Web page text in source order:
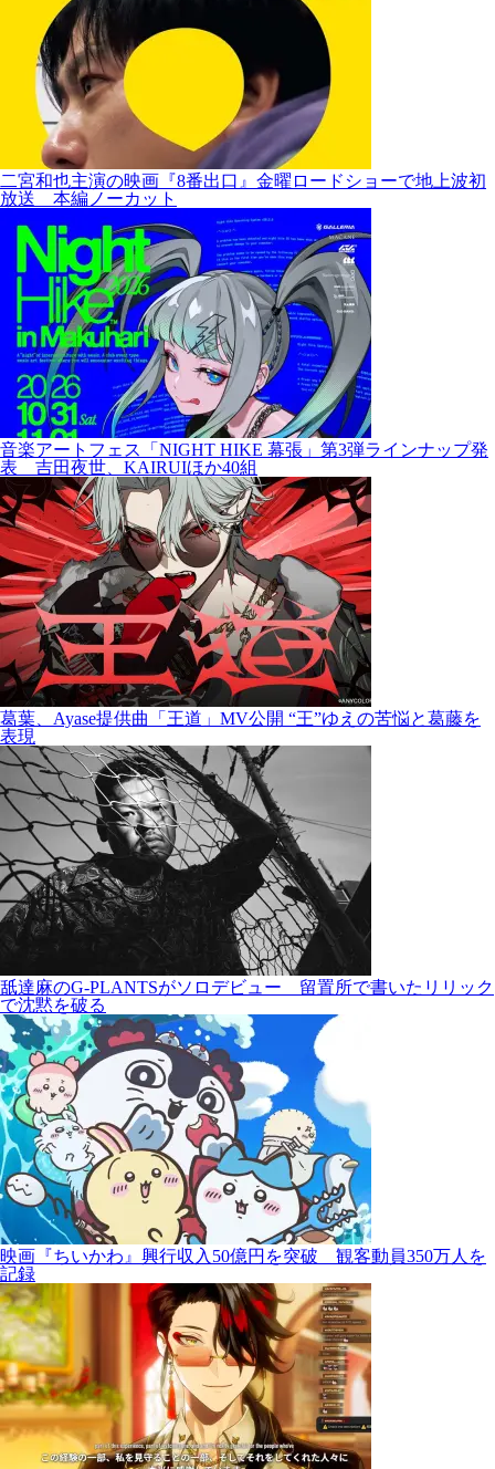
二宮和也主演の映画『8番出口』金曜ロードショーで地上波初
放送 本編ノーカット
音楽アートフェス「NIGHT HIKE 幕張」第3弾ラインナップ発
表 吉田夜世、KAIRUIほか40組
葛葉、Ayase提供曲「王道」MV公開 “王”ゆえの苦悩と葛藤を
表現
舐達麻のG-PLANTSがソロデビュー 留置所で書いたリリック
で沈黙を破る
映画『ちいかわ』興行収入50億円を突破 観客動員350万人を
記録